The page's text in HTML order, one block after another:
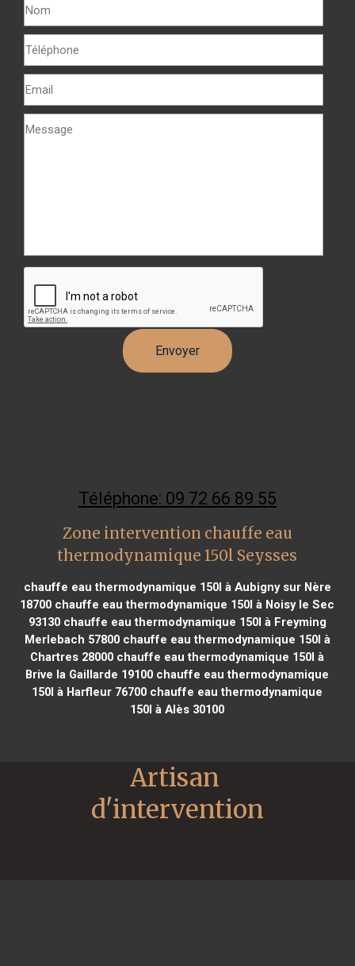
Téléphone: 09 72 66 89 55
Zone intervention chauffe eau
thermodynamique 150l Seysses
chauffe eau thermodynamique 150l à Aubigny sur Nère
18700 chauffe eau thermodynamique 150l à Noisy le Sec
93130chauffe eau thermodynamique 150l à Freyming
Merlebach 57800chauffe eau thermodynamique 150l à
Chartres 28000 chauffe eau thermodynamique 150l à
Brive la Gaillarde 19100 chauffe eau thermodynamique
150l à Harfleur 76700 chauffe eau thermodynamique
150l à Alès 30100
Artisan
d'intervention